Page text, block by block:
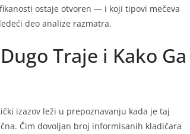
ostaje otvoren — i koji tipovi mečeva
deo analize razmatra.
Traje i Kako Ga
izazov leži u prepoznavanju kada je taj
Čim dovoljan broj informisanih kladičara